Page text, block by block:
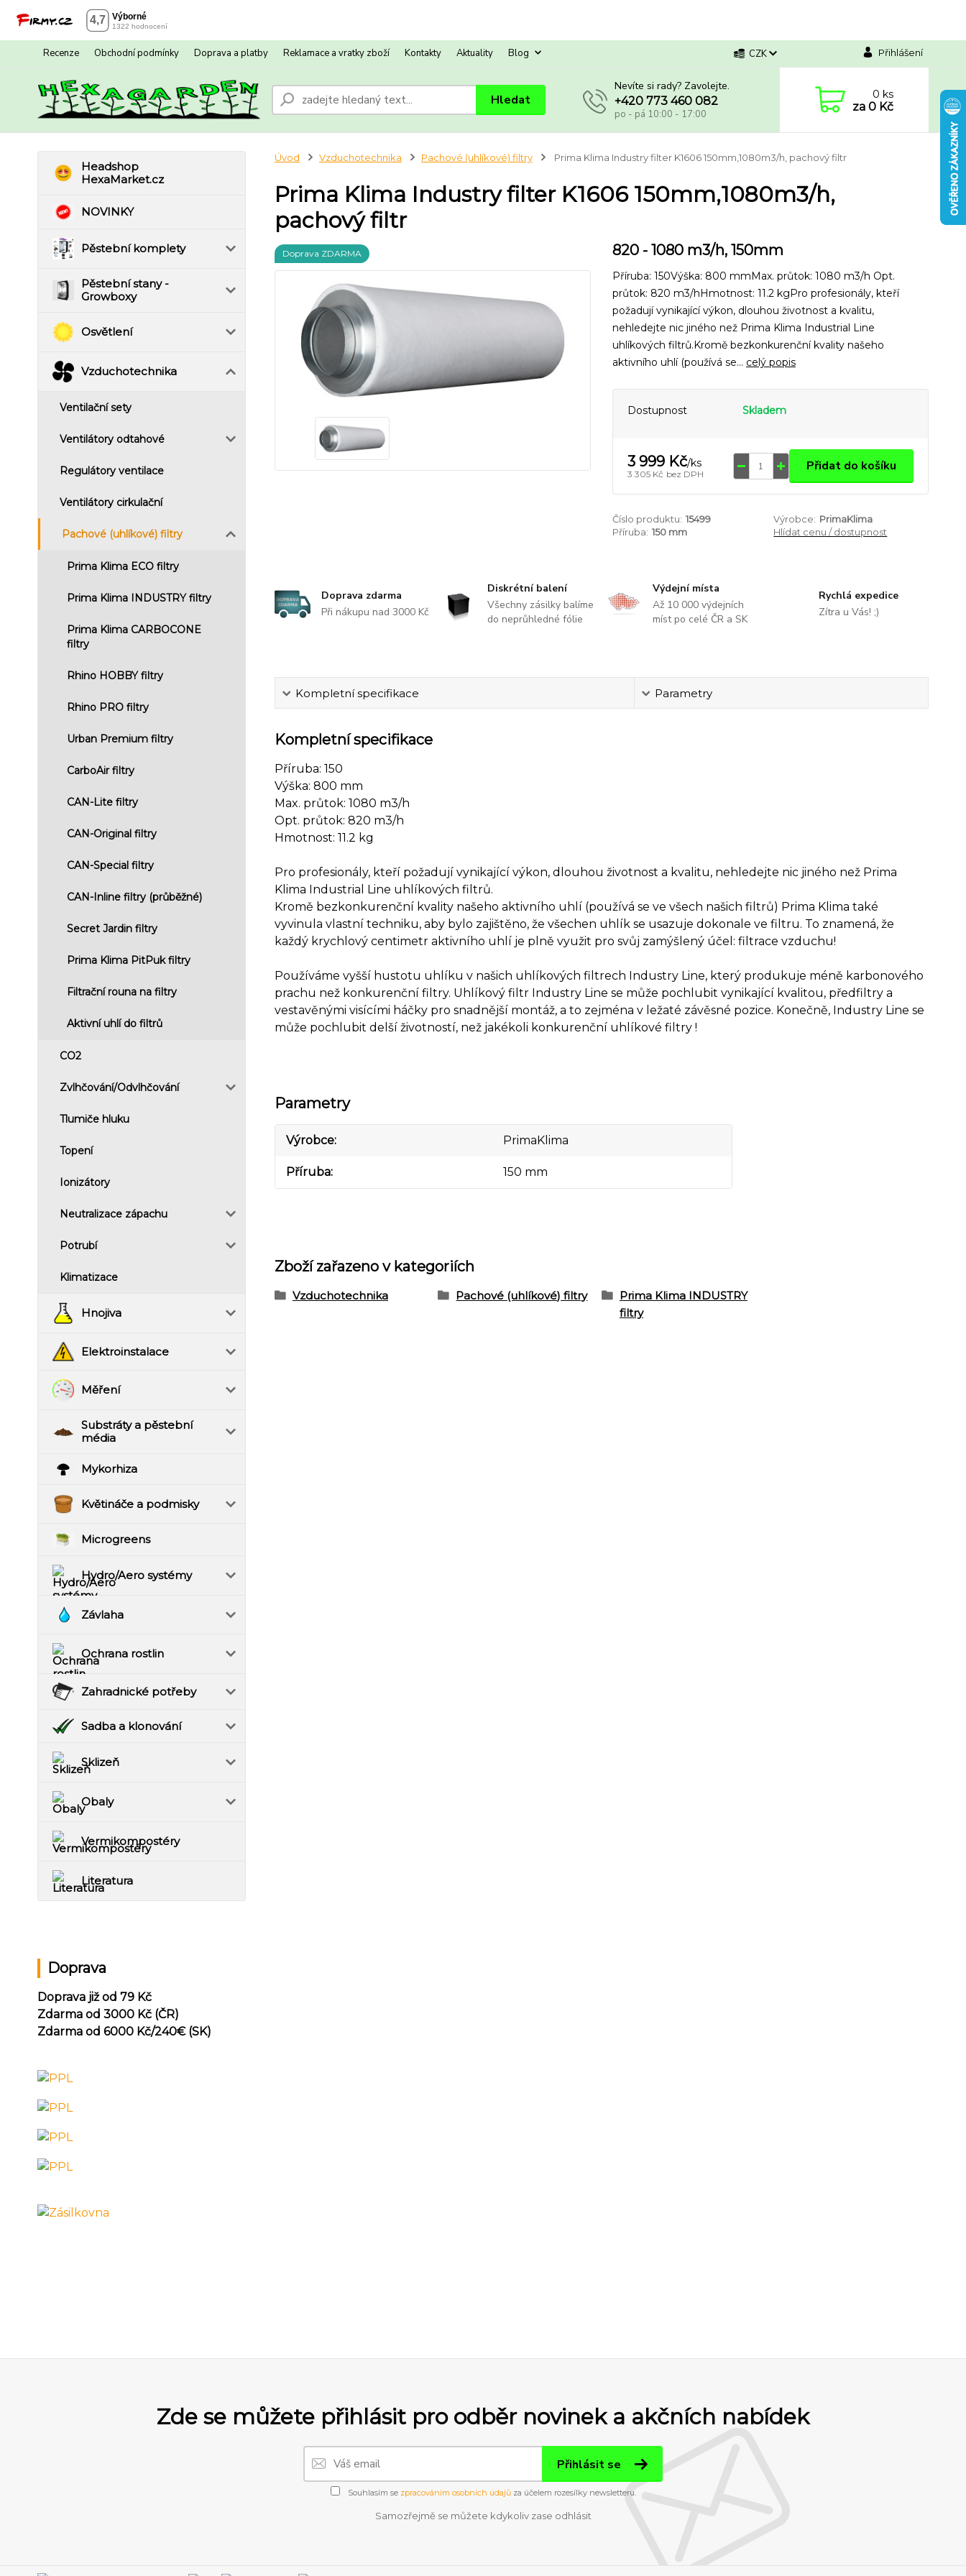
Recenze Obchodní podmínky Doprava a platby Reklamace a vratky zboží Kontakty Aktuality Blog CZK Přihlášení
Hledat
Nevíte si rady? Zavolejte.
+420 773 460 082
po - pá 10:00 - 17:00
0ks
za 0 Kč
Headshop
HexaMarket.cz
NOVINKY
Pěstební komplety
Pěstební stany -
Growboxy
Osvětlení
Vzduchotechnika
Ventilační sety
Ventilátory odtahové
Regulátory ventilace
Ventilátory cirkulační
Pachové (uhlíkové) filtry
Prima Klima ECO filtry
Prima Klima INDUSTRY filtry
Prima Klima CARBOCONE
filtry
Rhino HOBBY filtry
Rhino PRO filtry
Urban Premium filtry
CarboAir filtry
CAN-Lite filtry
CAN-Original filtry
CAN-Special filtry
CAN-Inline filtry (průběžné)
Secret Jardin filtry
Prima Klima PitPuk filtry
Filtrační rouna na filtry
Aktivní uhlí do filtrů
CO2
Zvlhčování/Odvlhčování
Tlumiče hluku
Topení
Ionizátory
Neutralizace zápachu
Potrubí
Klimatizace
Hnojiva
Elektroinstalace
Měření
Substráty a pěstební
média
Mykorhiza
Květináče a podmisky
Microgreens
Hydro/Aero systémy
Závlaha
Ochrana rostlin
Zahradnické potřeby
Sadba a klonování
Sklizeň
Obaly
Vermikompostéry
Literatura
Doprava
Doprava již od 79 Kč
Zdarma od 3000 Kč (ČR)
Zdarma od 6000 Kč/240€ (SK)
Úvod Vzduchotechnika Pachové (uhlíkové) filtry Prima Klima Industry filter K1606 150mm,1080m3/h, pachový filtr
Prima Klima Industry filter K1606 150mm,1080m3/h,
pachový filtr
Doprava ZDARMA 820 - 1080 m3/h, 150mm
Příruba: 150Výška: 800 mmMax. průtok: 1080 m3/h Opt.
průtok: 820 m3/hHmotnost: 11.2 kgPro profesionály, kteří
požadují vynikající výkon, dlouhou životnost a kvalitu,
nehledejte nic jiného než Prima Klima Industrial Line
uhlíkových filtrů.Kromě bezkonkurenční kvality našeho
aktivního uhlí (používá se... celý popis
Dostupnost Skladem
3 999 Kč/ks
3 305 Kč bez DPH Přidat do košíku
Číslo produktu: 15499 Výrobce: PrimaKlima
Příruba: 150 mm Hlídat cenu / dostupnost
Doprava zdarma
Při nákupu nad 3000 Kč
Diskrétní balení
Všechny zásilky balíme
do neprůhledné fólie
Výdejní místa
Až 10 000 výdejních
míst po celé ČR a SK
Rychlá expedice
Zítra u Vás! ;)
Kompletní specifikace Parametry
Kompletní specifikace
Příruba: 150
Výška: 800 mm
Max. průtok: 1080 m3/h
Opt. průtok: 820 m3/h
Hmotnost: 11.2 kg
Pro profesionály, kteří požadují vynikající výkon, dlouhou životnost a kvalitu, nehledejte nic jiného než Prima
Klima Industrial Line uhlíkových filtrů.
Kromě bezkonkurenční kvality našeho aktivního uhlí (používá se ve všech našich filtrů) Prima Klima také
vyvinula vlastní techniku, aby bylo zajištěno, že všechen uhlík se usazuje dokonale ve filtru. To znamená, že
každý krychlový centimetr aktivního uhlí je plně využit pro svůj zamýšlený účel: filtrace vzduchu!
Používáme vyšší hustotu uhlíku v našich uhlíkových filtrech Industry Line, který produkuje méně karbonového
prachu než konkurenční filtry. Uhlíkový filtr Industry Line se může pochlubit vynikající kvalitou, předfiltry a
vestavěnými visícími háčky pro snadnější montáž, a to zejména v ležaté závěsné pozice. Konečně, Industry Line se
může pochlubit delší životností, než jakékoli konkurenční uhlíkové filtry !
Parametry
Výrobce PrimaKlima
Příruba 150 mm
Zboží zařazeno v kategoriích
Vzduchotechnika Pachové (uhlíkové) filtry
Prima Klima INDUSTRY
filtry
Zde se můžete přihlásit pro odběr novinek a akčních nabídek
Přihlásit se
Souhlasím se zpracováním osobních údajůza účelem rozesílky newsletteru.
Samozřejmě se můžete kdykoliv zase odhlásit